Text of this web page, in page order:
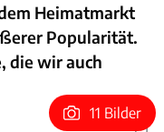
Heimatmarkt
Popularität.
die wir auch
11 Bilder